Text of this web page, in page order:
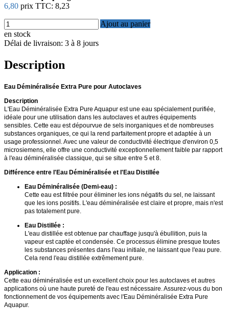
6,80 prix TTC: 8,23
Ajout au panier
en stock
Délai de livraison: 3 à 8 jours
Description
Eau Déminéralisée Extra Pure pour Autoclaves
Description
L'Eau Déminéralisée Extra Pure Aquapur est une eau spécialement purifiée,
idéale pour une utilisation dans les autoclaves et autres équipements
sensibles. Cette eau est dépourvue de sels inorganiques et de nombreuses
substances organiques, ce qui la rend parfaitement propre et adaptée à un
usage professionnel. Avec une valeur de conductivité électrique d'environ 0,5
microsiemens, elle offre une conductivité exceptionnellement faible par rapport
à l'eau déminéralisée classique, qui se situe entre 5 et 8.
Différence entre l'Eau Déminéralisée et l'Eau Distillée
Eau Déminéralisée (Demi-eau) :
Cette eau est filtrée pour éliminer les ions négatifs du sel, ne laissant
que les ions positifs. L'eau déminéralisée est claire et propre, mais n'est
pas totalement pure.
Eau Distillée :
L'eau distillée est obtenue par chauffage jusqu'à ébullition, puis la
vapeur est captée et condensée. Ce processus élimine presque toutes
les substances présentes dans l'eau initiale, ne laissant que l'eau pure.
Cela rend l'eau distillée extrêmement pure.
Application :
Cette eau déminéralisée est un excellent choix pour les autoclaves et autres
applications où une haute pureté de l'eau est nécessaire. Assurez-vous du bon
fonctionnement de vos équipements avec l'Eau Déminéralisée Extra Pure
Aquapur.